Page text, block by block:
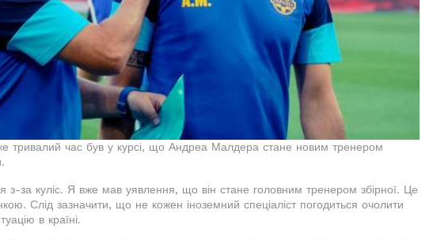
тривалий час був у курсі, що Андреа Малдера стане новим тренером
з-за куліс. Я вже мав уявлення, що він стане головним тренером збірної. Це
Слід зазначити, що не кожен іноземний спеціаліст погодиться очолити
в країні.